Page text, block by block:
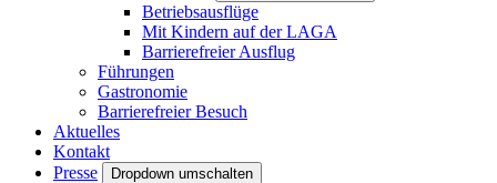
Betriebsausflüge
Mit Kindern auf der LAGA
Barrierefreier Ausflug
Führungen
Gastronomie
Barrierefreier Besuch
Aktuelles
Kontakt
Presse
Dropdown umschalten